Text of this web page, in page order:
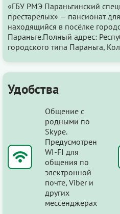
«ГБУ РМЭ Параньгинский
престарелых» — пансионат
находящийся в посёлке
Параньге.Полный адрес:
городского типа Параньга,
Удобства
Общение с
родными по
Skype.
Предусмотрен
WI-FI для
общения по
электронной
почте, Viber и
других
мессенджерах